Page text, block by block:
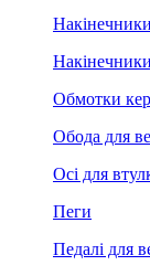
Обмотки
Обода для
Осі для
Пеги
Педалі для